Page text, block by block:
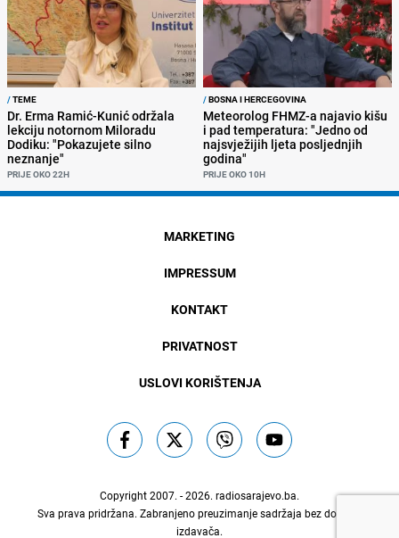
/TEME
Dr. Erma Ramić-Kunić održala
lekciju notornom Miloradu
Dodiku: "Pokazujete silno
neznanje"
PRIJE OKO 22H
/BOSNA I HERCEGOVINA
Meteorolog FHMZ-a najavio kišu
i pad temperatura: "Jedno od
najsvježijih ljeta posljednjih
godina"
PRIJE OKO 10H
MARKETING
IMPRESSUM
KONTAKT
PRIVATNOST
USLOVI KORIŠTENJA
Copyright 2007. - 2026. radiosarajevo.ba.
Sva prava pridržana. Zabranjeno preuzimanje sadržaja bez dozvole
izdavača.